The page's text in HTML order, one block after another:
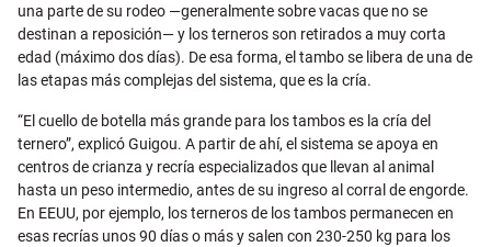
una parte de su rodeo —generalmente sobre vacas que no se
destinan a reposición— y los terneros son retirados a muy corta
edad (máximo dos días). De esa forma, el tambo se libera de una de
las etapas más complejas del sistema, que es la cría.
“El cuello de botella más grande para los tambos es la cría del
ternero”, explicó Guigou. A partir de ahí, el sistema se apoya en
centros de crianza y recría especializados que llevan al animal
hasta un peso intermedio, antes de su ingreso al corral de engorde.
En EEUU, por ejemplo, los terneros de los tambos permanecen en
esas recrías unos 90 días o más y salen con 230-250 kg para los